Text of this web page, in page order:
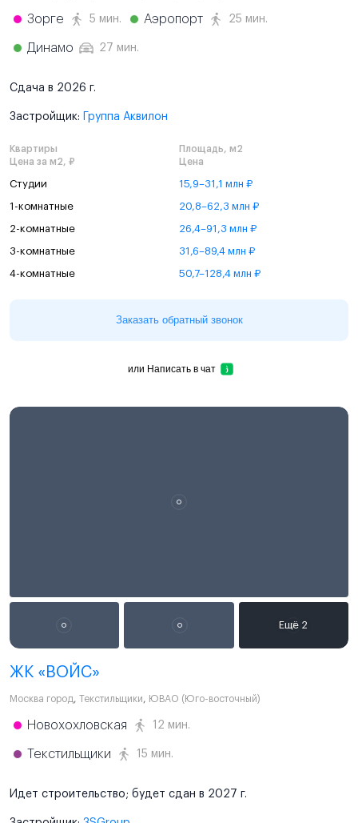
Зорге 5 мин. Аэропорт 25 мин.
Динамо 27 мин.
Сдача в 2026 г.
Застройщик: Группа Аквилон
Квартиры
Площадь, м2
Цена за м2, ₽
Цена
Студии 15,9–31,1 млн ₽
1-комнатные 20,8–62,3 млн ₽
2-комнатные 26,4–91,3 млн ₽
3-комнатные 31,6–89,4 млн ₽
4-комнатные 50,7–128,4 млн ₽
Заказать обратный звонок
или Написать в чат
ЖК «ВОЙС»
Москва город, Текстильщики, ЮВАО (Юго-восточный)
Новохохловская 12 мин.
Текстильщики 15 мин.
Идет строительство; будет сдан в 2027 г.